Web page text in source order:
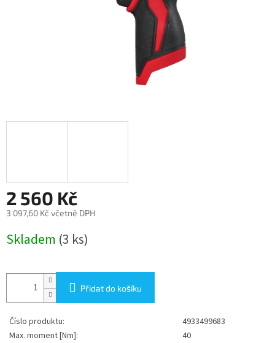
2 560 Kč
3 097,60 Kč včetně DPH
cena:
Skladem (3 ks)
Přidat do košíku
Číslo produktu:
4933499683
Max. moment [Nm]:
40